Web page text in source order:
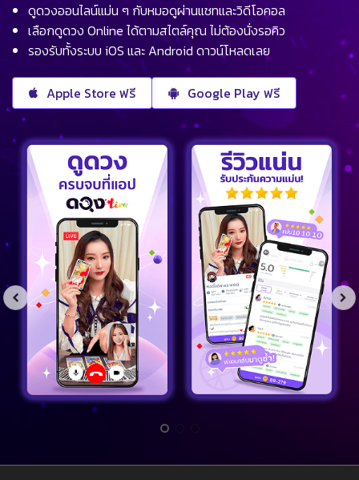
ดูดวงออนไลน์แม่น ๆ กับหมอดูผ่านแชทและวิดีโอคอล
เลือกดูดวง Online ได้ตามสไตล์คุณ ไม่ต้องนั่งรอคิว
รองรับทั้งระบบ iOS และ Android ดาวน์โหลดเลย
Apple Store ฟรี Google Play ฟรี